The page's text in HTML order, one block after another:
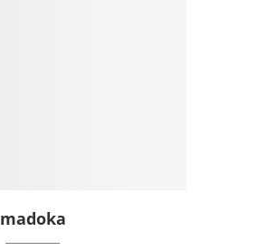
madoka